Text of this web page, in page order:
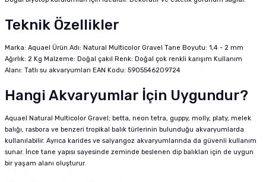
Teknik Özellikler
Marka: Aquael Ürün Adı: Natural Multicolor Gravel Tane Boyutu: 1,4 - 2 mm
Ağırlık: 2 Kg Malzeme: Doğal çakıl Renk: Doğal çok renkli karışım Kullanım
Alanı: Tatlı su akvaryumları EAN Kodu: 5905546209724
Hangi Akvaryumlar İçin Uygundur?
Aquael Natural Multicolor Gravel; betta, neon tetra, guppy, molly, platy, melek
balığı, rasbora ve benzeri tropikal balık türlerinin bulunduğu akvaryumlarda
kullanılabilir. Ayrıca karides ve salyangoz akvaryumlarında da güvenli kullanım
sunar. İnce tane yapısı sayesinde zeminde beslenen dip balıkları için de uygun
bir yaşam alanı oluşturur.